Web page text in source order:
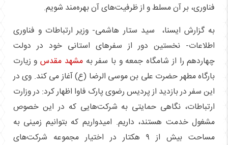
فناوری، بر آن مسلط و از ظرفیت‌های آن بهره‌مند شویم.
به گزارش ایسنا، سید ستار هاشمی- وزیر ارتباطات و فناوری
اطلاعات- نخستین دور از سفرهای استانی خود در دولت
چهاردهم را از شامگاه جمعه و با سفر به مشهد مقدسو زیارت
بارگاه مطهر حضرت علی بن موسی الرضا (ع) آغاز می کند. وی در
این سفر در بازدید از پردیس رضوی پارک فاوا اظهار کرد: در وزارت
ارتباطات، نگاهی حمایتی به شرکت‌هایی که در این خصوص
مشغول خدمت هستند، داریم. امیدواریم که بتوانیم زمینی به
مساحت بیش از ۹ هکتار در اختیار مجموعه شرکت‌های